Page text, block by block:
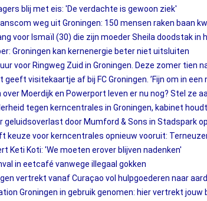
blij met eis: 'De verdachte is gewoon ziek'
weg uit Groningen: 150 mensen raken baan
voor Ismaïl (30) die zijn moeder Sheila doodstak in
Groningen kan kernenergie beter niet uitsluiten
voor Ringweg Zuid in Groningen. Deze zomer tien
geeft visitekaartje af bij FC Groningen. ’Fijn om in een
over Moerdijk en Powerport leven er nu nog? Stel ze
tegen kerncentrales in Groningen, kabinet
geluidsoverlast door Mumford & Sons in Stadspark
keuze voor kerncentrales opnieuw vooruit:
Keti Koti: 'We moeten erover blijven nadenken'
in eetcafé vanwege illegaal gokken
vertrekt vanaf Curaçao vol hulpgoederen naar
Groningen in gebruik genomen: hier vertrekt jouw